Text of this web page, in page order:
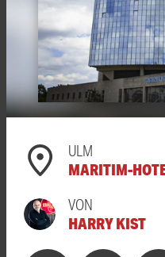
ULM
MARITIM-
VON
HARRY KIST